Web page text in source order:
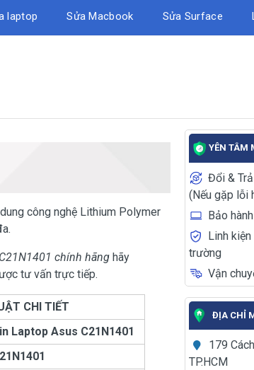
laptop Sửa Macbook Sửa Surface
công nghệ Lithium Polymer
chính hãnghãy
tư vấn trực tiếp.
CHI TIẾT
Laptop Asus C21N1401
YÊN TÂM
Đổi &
(Nếu gặp lỗi
Bảo
Linh
trường
Vận
ĐỊA CHỈ
179
TP.HCM